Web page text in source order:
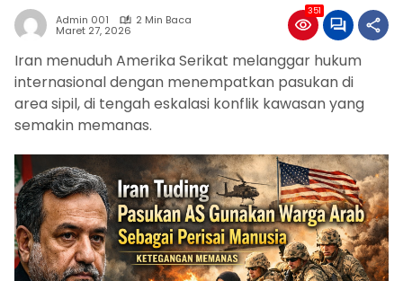
Admin 001 2 Min Baca
Maret 27, 2026
351
Iran menuduh Amerika Serikat melanggar hukum
internasional dengan menempatkan pasukan di
area sipil, di tengah eskalasi konflik kawasan yang
semakin memanas.